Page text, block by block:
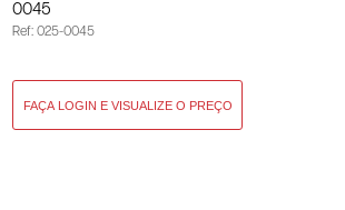
0045
Ref: 025-0045